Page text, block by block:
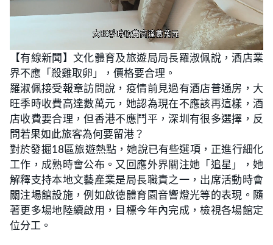
n
m
t
e
o
a
d
e
d
:
4
6
.
5
5
%
【有線新聞】文化體育及旅遊局局長羅淑佩說，酒店業
界不應「殺雞取卵」，價格要合理。
羅淑佩接受報章訪問說，疫情前見過有酒店普通房，大
旺季時收費高達數萬元，她認為現在不應該再這樣，酒
店收費要合理，但香港不應鬥平，深圳有很多選擇，反
問若果如此旅客為何要留港？
對於發掘18區旅遊熱點，她說已有些選項，正進行細化
工作，成熟時會公布。又回應外界關注她「追星」，她
解釋支持本地文藝產業是局長職責之一，出席活動時會
關注場館設施，例如啟德體育園音響燈光等的表現。隨
著更多場地陸續啟用，目標今年內完成，檢視各場館定
位分工。